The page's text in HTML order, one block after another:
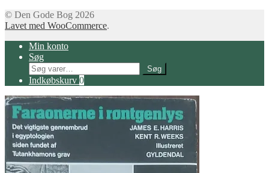
© Den Gode Bog 2026
Lavet med WooCommerce.
Min konto
Søg
Søg
efter:
Søg
Indkøbskurv 0